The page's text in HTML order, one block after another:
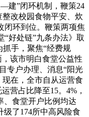
建”闭环机制，鞭策24
改校园食物平安、炊
闭环到位。鞭策两项焦
“好处链”九条办法》取
抓手，聚焦“经费规
该市明白食堂公益性
专户办理、消息“阳光
在，全市自从运营食
营占比降至15。4%，
、食堂开户比例均达
级了174所中高风险食